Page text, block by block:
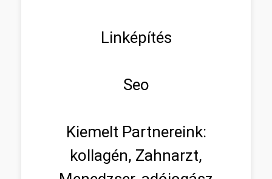
Linképítés
Seo
Kiemelt Partnereink:
kollagén, Zahnarzt,